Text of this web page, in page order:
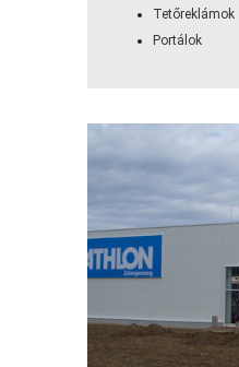
Tetőreklámok
Portálok